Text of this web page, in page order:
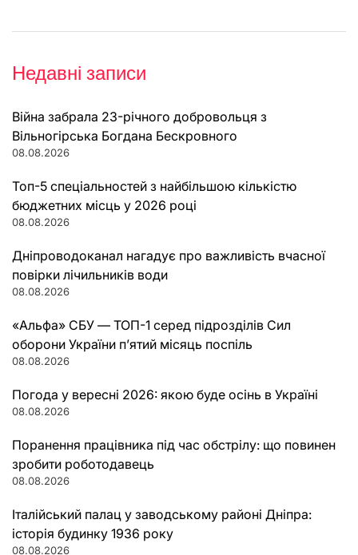
Недавні записи
Війна забрала 23-річного добровольця з
Вільногірська Богдана Бескровного
08.08.2026
Топ-5 спеціальностей з найбільшою кількістю
бюджетних місць у 2026 році
08.08.2026
Дніпроводоканал нагадує про важливість вчасної
повірки лічильників води
08.08.2026
«Альфа» СБУ — ТОП-1 серед підрозділів Сил
оборони України п’ятий місяць поспіль
08.08.2026
Погода у вересні 2026: якою буде осінь в Україні
08.08.2026
Поранення працівника під час обстрілу: що повинен
зробити роботодавець
08.08.2026
Італійський палац у заводському районі Дніпра:
історія будинку 1936 року
08.08.2026